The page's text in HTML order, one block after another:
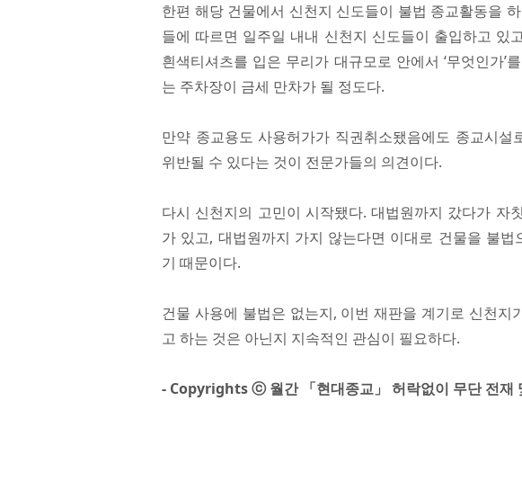
한편 해당 건물에서 신천지 신도들이 불법 종교활동을
들에 따르면 일주일 내내 신천지 신도들이 출입하고 있
흰색티셔츠를 입은 무리가 대규모로 안에서 ‘무엇인가’
는 주차장이 금세 만차가 될 정도다.
만약 종교용도 사용허가가 직권취소됐음에도 종교시
위반될 수 있다는 것이 전문가들의 의견이다.
다시 신천지의 고민이 시작됐다. 대법원까지 갔다가 자
가 있고, 대법원까지 가지 않는다면 이대로 건물을 불
기 때문이다.
건물 사용에 불법은 없는지, 이번 재판을 계기로 신천지
고 하는 것은 아닌지 지속적인 관심이 필요하다. ​
- Copyrights ⓒ 월간 「현대종교」 허락없이 무단 전재